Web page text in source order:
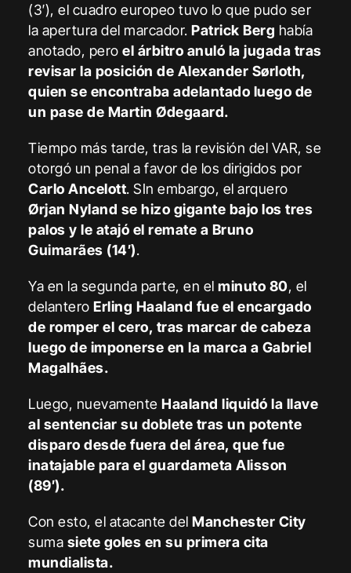
(3′), el cuadro europeo tuvo lo que pudo ser
la apertura del marcador.Patrick Berg había
anotado, peroel árbitro anuló la jugada tras
revisar la posición de Alexander Sørloth,
quien se encontraba adelantado luego de
un pase de Martin Ødegaard.
Tiempo más tarde, tras la revisión del VAR, se
otorgó un penal a favor de los dirigidos por
Carlo Ancelott. SIn embargo, el arquero
Ørjan Nyland se hizo gigante bajo los tres
palos y le atajó el remate a Bruno
Guimarães (14′).
Ya en la segunda parte, en elminuto 80, el
delanteroErling Haaland fue el encargado
de romper el cero, tras marcar de cabeza
luego de imponerse en la marca a Gabriel
Magalhães.
Luego, nuevamenteHaaland liquidó la llave
al sentenciar su doblete tras un potente
disparo desde fuera del área, que fue
inatajable para el guardameta Alisson
(89′).
Con esto, el atacante delManchester City
suma siete goles en su primera cita
mundialista.